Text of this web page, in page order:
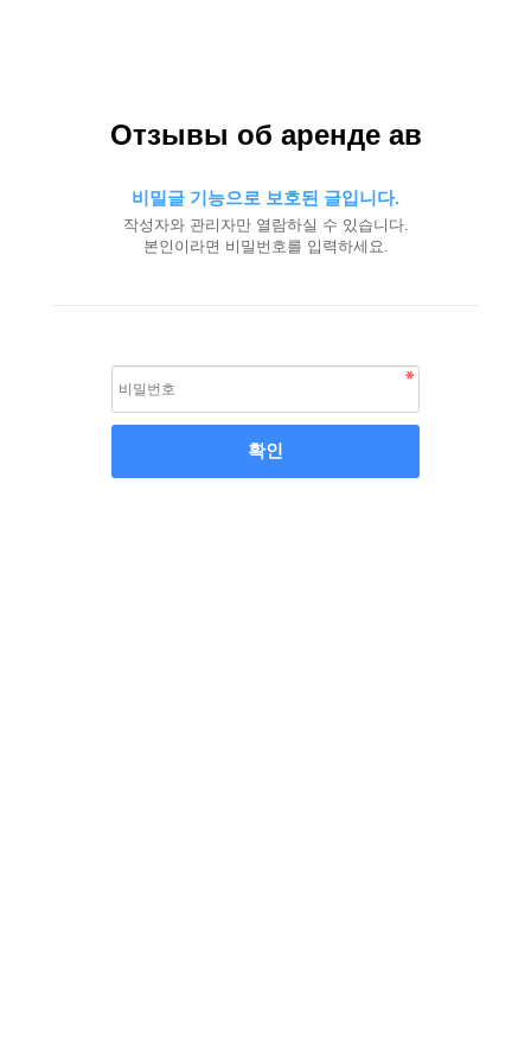
Отзывы об аренде ав
비밀글 기능으로 보호된 글입니다.
작성자와 관리자만 열람하실 수 있습니다.
본인이라면 비밀번호를 입력하세요.